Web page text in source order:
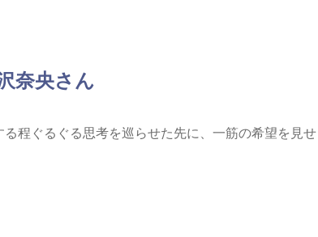
奈央さん
る程ぐるぐる思考を巡らせた先に、一筋の希望を見せ